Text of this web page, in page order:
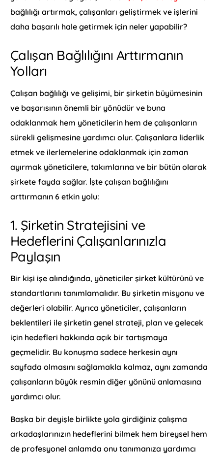
bağlılığı artırmak, çalışanları geliştirmek ve işlerini
daha başarılı hale getirmek için neler yapabilir?
Çalışan Bağlılığını Arttırmanın
Yolları
Çalışan bağlılığı ve gelişimi, bir şirketin büyümesinin
ve başarısının önemli bir yönüdür ve buna
odaklanmak hem yöneticilerin hem de çalışanların
sürekli gelişmesine yardımcı olur. Çalışanlara liderlik
etmek ve ilerlemelerine odaklanmak için zaman
ayırmak yöneticilere, takımlarına ve bir bütün olarak
şirkete fayda sağlar. İşte çalışan bağlılığını
arttırmanın 6 etkin yolu:
1. Şirketin Stratejisini ve
Hedeflerini Çalışanlarınızla
Paylaşın
Bir kişi işe alındığında, yöneticiler şirket kültürünü ve
standartlarını tanımlamalıdır. Bu şirketin misyonu ve
değerleri olabilir. Ayrıca yöneticiler, çalışanların
beklentileri ile şirketin genel strateji, plan ve gelecek
için hedefleri hakkında açık bir tartışmaya
geçmelidir. Bu konuşma sadece herkesin aynı
sayfada olmasını sağlamakla kalmaz, aynı zamanda
çalışanların büyük resmin diğer yönünü anlamasına
yardımcı olur.
Başka bir deyişle birlikte yola girdiğiniz çalışma
arkadaşlarınızın hedeflerini bilmek hem bireysel hem
de profesyonel anlamda onu tanımanıza yardımcı